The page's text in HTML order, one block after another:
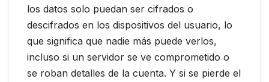
los datos solo puedan ser cifrados o
descifrados en los dispositivos del usuario, lo
que significa que nadie más puede verlos,
incluso si un servidor se ve comprometido o
se roban detalles de la cuenta. Y si se pierde el